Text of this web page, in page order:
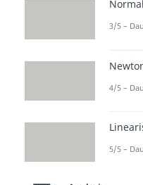
3/5 –
4/5 –
5/5 –